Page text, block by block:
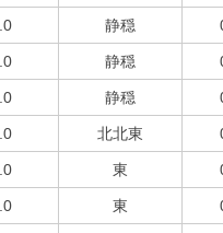
静穏
静穏
静穏
北北東
東
東